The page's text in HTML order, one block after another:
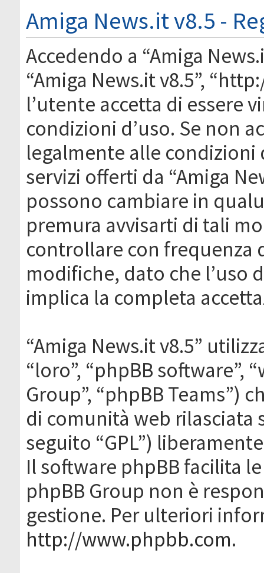
Amiga News.it v8.5 -
Accedendo a “Amiga
“Amiga News.it v8.5”,
l’utente accetta di essere
condizioni d’uso. Se non
legalmente alle condizioni
servizi offerti da “Amiga
possono cambiare in
premura avvisarti di tali
controllare con frequenza
modifiche, dato che l’uso
implica la completa
“Amiga News.it v8.5”
“loro”, “phpBB software”,
Group”, “phpBB Teams”)
di comunità web rilasciata
seguito “GPL”)
Il software phpBB facilita
phpBB Group non è
gestione. Per ulteriori
http://www.phpbb.com.